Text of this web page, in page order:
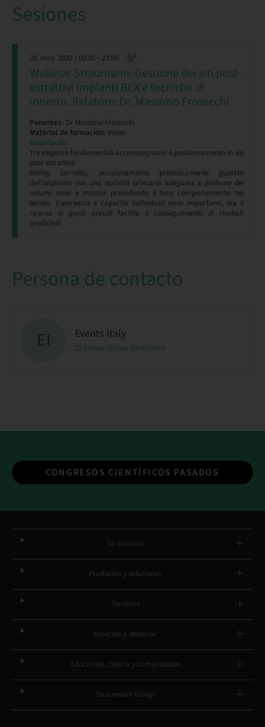
Sesiones
28. may. 2020 | 00:00 – 23:59
Webinar Straumann: Gestione dei siti post-
estrattivi impianti BLX e tecniche di
innesto. Relatore: Dr. Massimo Frosecchi
Ponentes: Dr Massimo Frosecchi
Material de formación: Video
Descripción
Tre esigenze fondamentali accompagnano il posizionamento in siti
post-estrattivi:
timing corretto, posizionamento protesicamente guidato
dell’impianto con una stabilità primaria adeguata e gestione dei
volumi ossei e mucosi prevedendo il loro comportamento nel
tempo. Esperienza e capacità individuali sono importanti, ma il
ricorso ai giusti presidi facilita il conseguimento di risultati
predicibili.
Persona de contacto
EI Events Italy
Enviar correo electrónico
CONGRESOS CIENTÍFICOS PASADOS
Straumann
Productos y soluciones
Servicios
Aspectos a destacar
Educación, ciencia y comunidades
Straumann Group